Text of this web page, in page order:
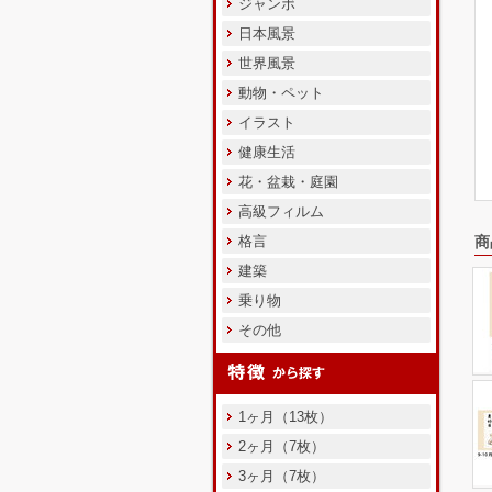
ジャンボ
日本風景
世界風景
動物・ペット
イラスト
健康生活
花・盆栽・庭園
高級フィルム
格言
建築
乗り物
その他
1ヶ月（13枚）
2ヶ月（7枚）
3ヶ月（7枚）